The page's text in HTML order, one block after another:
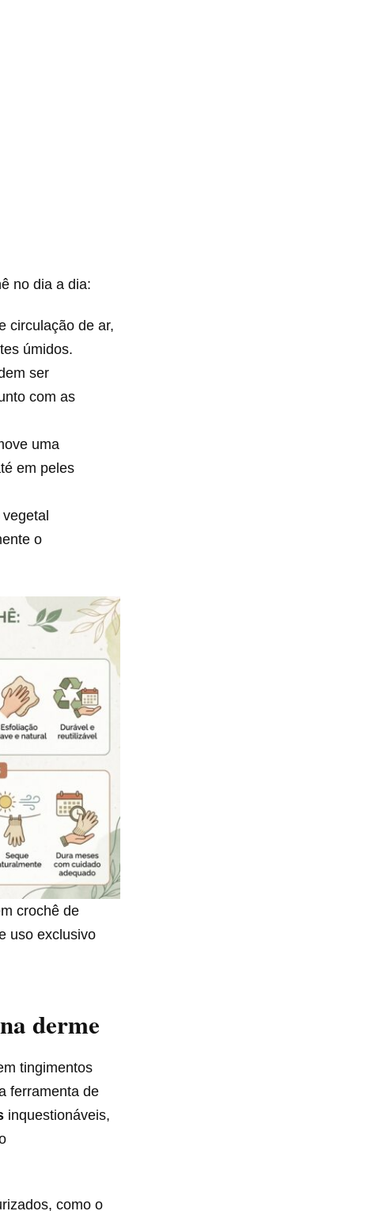
no dia a dia:
circulação de ar,
úmidos.
ser
com as
uma
em peles
o
crochê de
uso exclusivo
derme
tingimentos
ferramenta de
inquestionáveis,
como o